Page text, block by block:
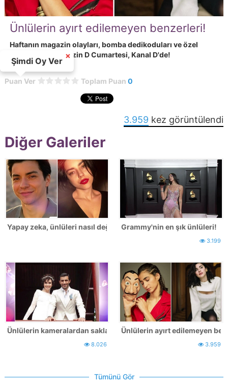
Ünlülerin ayırt edilemeyen benzerleri!
Haftanın magazin olayları, bomba dedikoduları ve özel
haberleriyle Magazin D Cumartesi, Kanal D'de!
Puan Ver Toplam Puan 0
3.959 kez görüntülendi
Diğer Galeriler
Yapay zeka, ünlüleri nasıl değiştirdi?Grammy'nin en şık ünlüleri!
3.199
Ünlülerin kameralardan sakladığı eşleri!
8.026
Ünlülerin ayırt edilemeyen
3.959
Tümünü Gör
Şimdi Oy Ver
×